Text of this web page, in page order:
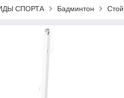
СПОРТА Бадминтон